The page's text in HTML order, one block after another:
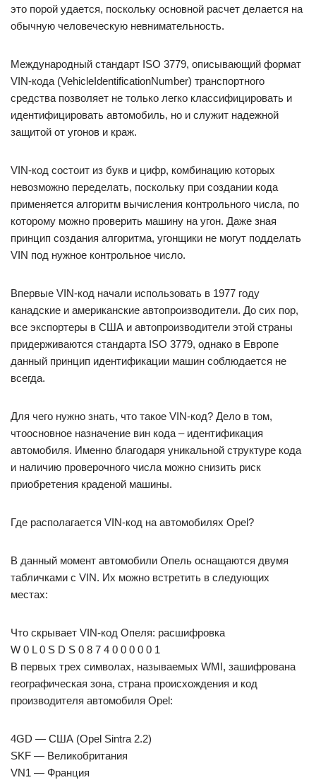
это порой удается, поскольку основной расчет делается на
обычную человеческую невнимательность.
Международный стандарт ISO 3779, описывающий формат
VIN-кода (VehicleIdentificationNumber) транспортного
средства позволяет не только легко классифицировать и
идентифицировать автомобиль, но и служит надежной
защитой от угонов и краж.
VIN-код состоит из букв и цифр, комбинацию которых
невозможно переделать, поскольку при создании кода
применяется алгоритм вычисления контрольного числа, по
которому можно проверить машину на угон. Даже зная
принцип создания алгоритма, угонщики не могут подделать
VIN под нужное контрольное число.
Впервые VIN-код начали использовать в 1977 году
канадские и американские автопроизводители. До сих пор,
все экспортеры в США и автопроизводители этой страны
придерживаются стандарта ISO 3779, однако в Европе
данный принцип идентификации машин соблюдается не
всегда.
Для чего нужно знать, что такое VIN-код? Дело в том,
чтоосновное назначение вин кода – идентификация
автомобиля. Именно благодаря уникальной структуре кода
и наличию проверочного числа можно снизить риск
приобретения краденой машины.
Где располагается VIN-код на автомобилях Opel?
В данный момент автомобили Опель оснащаются двумя
табличками с VIN. Их можно встретить в следующих
местах:
Что скрывает VIN-код Опеля: расшифровка
W 0 L 0 S D S 0 8 7 4 0 0 0 0 0 1
В первых трех символах, называемых WMI, зашифрована
географическая зона, страна происхождения и код
производителя автомобиля Opel:
4GD — США (Opel Sintra 2.2)
SKF — Великобритания
VN1 — Франция